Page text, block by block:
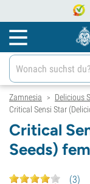
Zamnesia > Delicious
Critical Sensi Star
Critical
Seeds)
(3)